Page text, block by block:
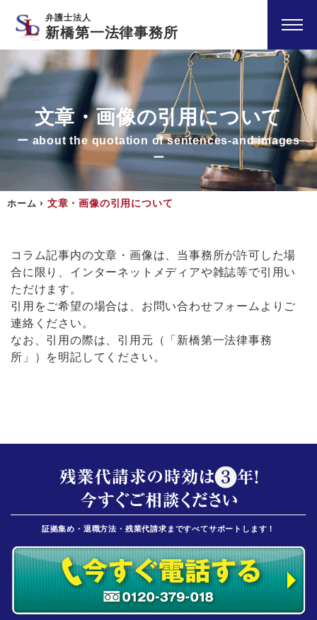
弁護士法人
新橋第一法律事務所
文章・画像の引用について
ー about the quotation of sentences-and images
ー
ホーム › 文章・画像の引用について
コラム記事内の文章・画像は、当事務所が許可した場
合に限り、インターネットメディアや雑誌等で引用い
ただけます。
引用をご希望の場合は、お問い合わせフォームよりご
連絡ください。
なお、引用の際は、引用元（「新橋第一法律事務
所」）を明記してください。
証拠集め・退職方法・残業代請求まですべてサポートします！